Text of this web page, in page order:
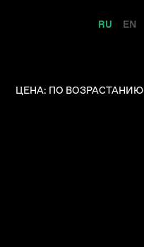
RU EN
ЦЕНА: ПО ВОЗРАСТАНИЮ